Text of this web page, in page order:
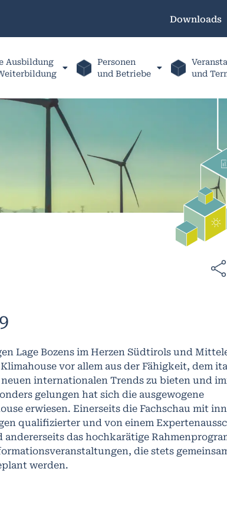
Downloads
Ausbildung
Personen
und Betriebe
und
Lage Bozens im Herzen Südtirols und
vor allem aus der Fähigkeit, dem
internationalen Trends zu bieten und
gelungen hat sich die ausgewogene
erwiesen. Einerseits die Fachschau mit
qualifizierter und von einem
das hochkarätige
die stets
werden.